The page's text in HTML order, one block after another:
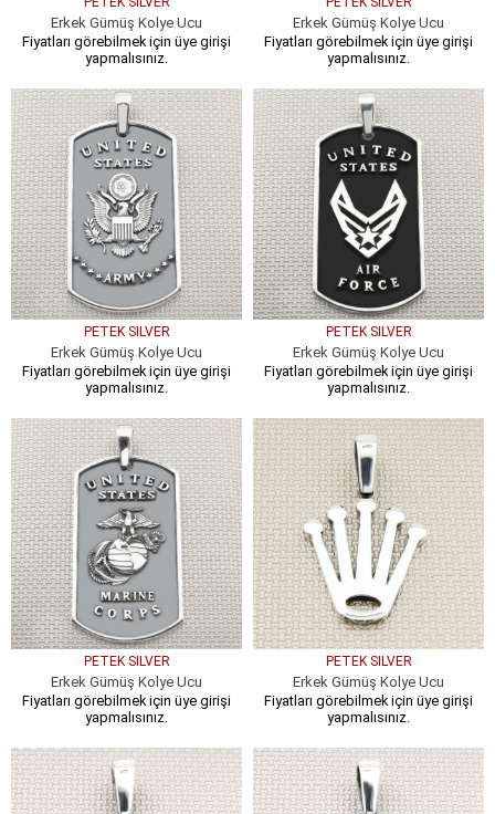
Erkek Gümüş Kolye Ucu
Fiyatları görebilmek için üye girişi
yapmalısınız.
Erkek Gümüş Kolye Ucu
Fiyatları görebilmek için üye girişi
yapmalısınız.
PETEK SILVER
Erkek Gümüş Kolye Ucu
Fiyatları görebilmek için üye girişi
yapmalısınız.
PETEK SILVER
Erkek Gümüş Kolye Ucu
Fiyatları görebilmek için üye girişi
yapmalısınız.
PETEK SILVER
Erkek Gümüş Kolye Ucu
Fiyatları görebilmek için üye girişi
yapmalısınız.
PETEK SILVER
Erkek Gümüş Kolye Ucu
Fiyatları görebilmek için üye girişi
yapmalısınız.